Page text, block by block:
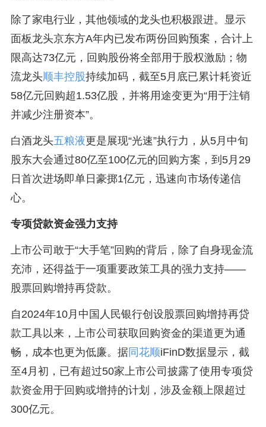
除了家电行业，其他领域的龙头也积极跟进。显示
面板龙头京东方A年内已发布两份回购预案，合计上
限高达73亿元，回购股份将全部用于股权激励；物
流龙头顺丰控股持续加码，截至5月底已累计耗资近
58亿元回购超1.53亿股，并将用途变更为“用于注销
并减少注册资本”。
白酒龙头五粮液更是展现“光速”执行力，从5月中旬
股东大会通过80亿至100亿元的回购方案，到5月29
日首次进场即单日豪掷1亿元，迅速向市场传递信
心。
专项贷款资金强力支持
上市公司敢于“大手笔”回购的背后，除了自身现金流
充沛，还得益于一项重要政策工具的强力支持——
股票回购增持再贷款。
自2024年10月中国人民银行创设股票回购增持再贷
款工具以来，上市公司获取回购资金的渠道更为通
畅，成本也更为低廉。据同花顺iFinD数据显示，截
至4月初，已有超过50家上市公司披露了使用专项贷
款资金用于回购或增持的计划，涉及金额上限超过
300亿元。